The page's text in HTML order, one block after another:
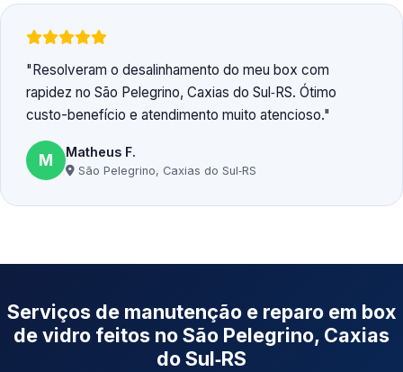
Resolveram o desalinhamento do meu box com
rapidez no São Pelegrino, Caxias do Sul‑RS. Ótimo
custo-benefício e atendimento muito atencioso.
M Matheus F.
São Pelegrino, Caxias do Sul‑RS
Serviços de manutenção e reparo em box
de vidro feitos no São Pelegrino, Caxias
do Sul‑RS